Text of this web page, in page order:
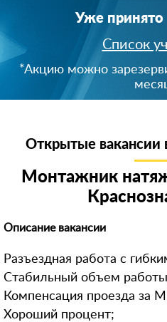
Уже принято
Список
8 (926)
8 (916)
8 (962)
*Акцию можно
Открытые вакансии
Монтажник
Описание вакансии
Разъездная работа с
Стабильный объем
Компенсация проезда за
Хороший процент;